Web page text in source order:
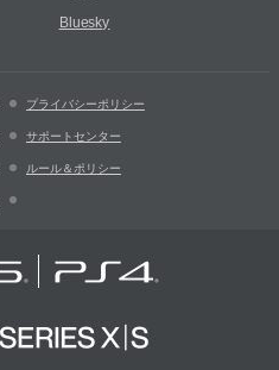
Bluesky
プライバシーポリシー
サポートセンター
ルール＆ポリシー